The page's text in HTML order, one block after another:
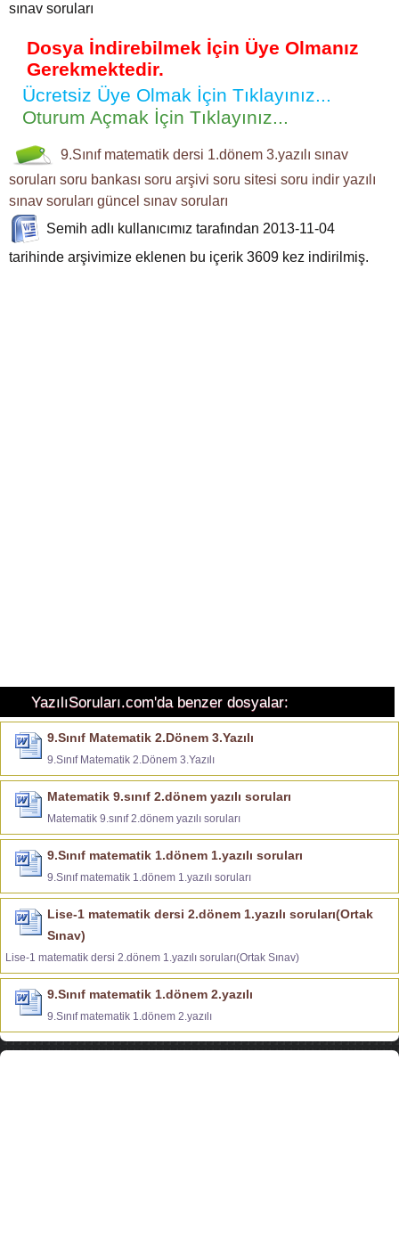
sınav soruları
Dosya İndirebilmek İçin Üye Olmanız
Gerekmektedir.
Ücretsiz Üye Olmak İçin Tıklayınız...
Oturum Açmak İçin Tıklayınız...
9.Sınıf matematik dersi 1.dönem 3.yazılı sınav
soruları soru bankası soru arşivi soru sitesi soru indir yazılı
sınav soruları güncel sınav soruları
Semih adlı kullanıcımız tarafından 2013-11-04
tarihinde arşivimize eklenen bu içerik 3609 kez indirilmiş.
YazılıSoruları.com'da benzer dosyalar:
9.Sınıf Matematik 2.Dönem 3.Yazılı
9.Sınıf Matematik 2.Dönem 3.Yazılı
Matematik 9.sınıf 2.dönem yazılı soruları
Matematik 9.sınıf 2.dönem yazılı soruları
9.Sınıf matematik 1.dönem 1.yazılı soruları
9.Sınıf matematik 1.dönem 1.yazılı soruları
Lise-1 matematik dersi 2.dönem 1.yazılı soruları(Ortak
Sınav)
Lise-1 matematik dersi 2.dönem 1.yazılı soruları(Ortak Sınav)
9.Sınıf matematik 1.dönem 2.yazılı
9.Sınıf matematik 1.dönem 2.yazılı